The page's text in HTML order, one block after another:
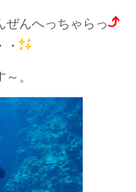
ぜんへっちゃらっ
。